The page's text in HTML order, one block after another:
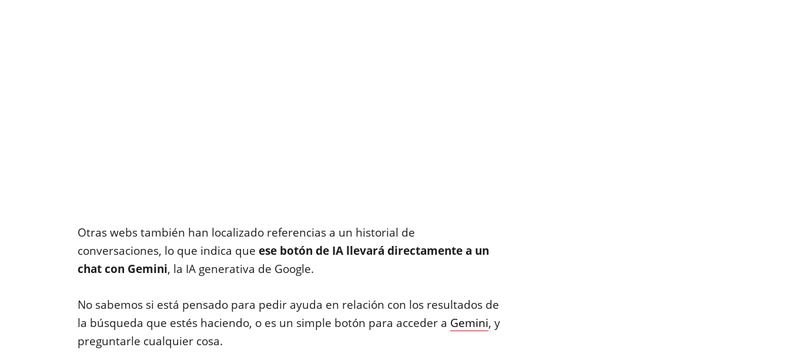
Otras webs también han localizado referencias a un historial de
conversaciones, lo que indica que ese botón de IA llevará directamente a un
chat con Gemini, la IA generativa de Google.
No sabemos si está pensado para pedir ayuda en relación con los resultados de
la búsqueda que estés haciendo, o es un simple botón para acceder a Gemini, y
preguntarle cualquier cosa.